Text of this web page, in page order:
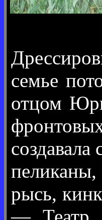
семье
отцом
рысь,